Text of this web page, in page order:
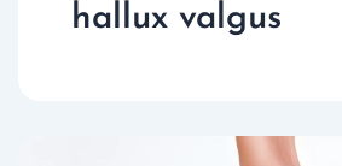
hallux valgus